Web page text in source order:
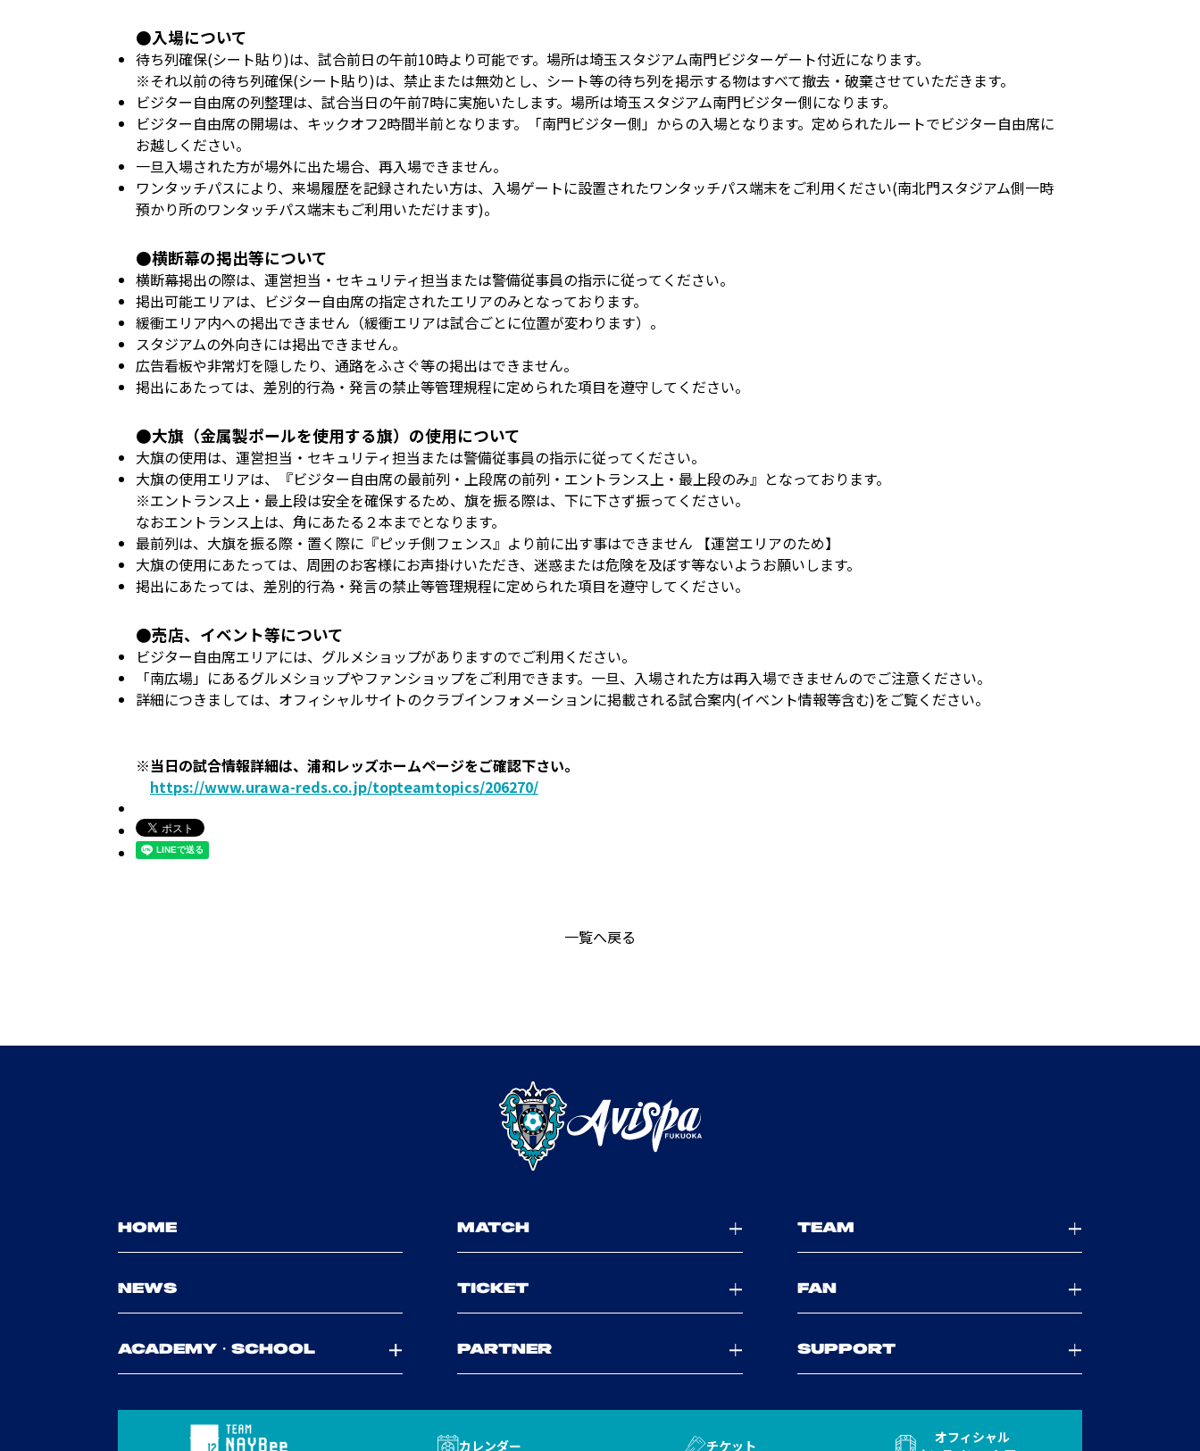
●入場について
待ち列確保(シート貼り)は、試合前日の午前10時より可能です。場所は埼玉スタジアム南門ビジターゲート付近になります。
※それ以前の待ち列確保(シート貼り)は、禁止または無効とし、シート等の待ち列を掲示する物はすべて撤去・破棄させていただきます。
ビジター自由席の列整理は、試合当日の午前7時に実施いたします。場所は埼玉スタジアム南門ビジター側になります。
ビジター自由席の開場は、キックオフ2時間半前となります。「南門ビジター側」からの入場となります。定められたルートでビジター自由席に
お越しください。
一旦入場された方が場外に出た場合、再入場できません。
ワンタッチパスにより、来場履歴を記録されたい方は、入場ゲートに設置されたワンタッチパス端末をご利用ください(南北門スタジアム側一時
預かり所のワンタッチパス端末もご利用いただけます)。
●横断幕の掲出等について
横断幕掲出の際は、運営担当・セキュリティ担当または警備従事員の指示に従ってください。
掲出可能エリアは、ビジター自由席の指定されたエリアのみとなっております。
緩衝エリア内への掲出できません（緩衝エリアは試合ごとに位置が変わります）。
スタジアムの外向きには掲出できません。
広告看板や非常灯を隠したり、通路をふさぐ等の掲出はできません。
掲出にあたっては、差別的行為・発言の禁止等管理規程に定められた項目を遵守してください。
●大旗（金属製ポールを使用する旗）の使用について
大旗の使用は、運営担当・セキュリティ担当または警備従事員の指示に従ってください。
大旗の使用エリアは、『ビジター自由席の最前列・上段席の前列・エントランス上・最上段のみ』となっております。
※エントランス上・最上段は安全を確保するため、旗を振る際は、下に下さず振ってください。
なおエントランス上は、角にあたる２本までとなります。
最前列は、大旗を振る際・置く際に『ピッチ側フェンス』より前に出す事はできません 【運営エリアのため】
大旗の使用にあたっては、周囲のお客様にお声掛けいただき、迷惑または危険を及ぼす等ないようお願いします。
掲出にあたっては、差別的行為・発言の禁止等管理規程に定められた項目を遵守してください。
●売店、イベント等について
ビジター自由席エリアには、グルメショップがありますのでご利用ください。
「南広場」にあるグルメショップやファンショップをご利用できます。一旦、入場された方は再入場できませんのでご注意ください。
詳細につきましては、オフィシャルサイトのクラブインフォメーションに掲載される試合案内(イベント情報等含む)をご覧ください。
※当日の試合情報詳細は、浦和レッズホームページをご確認下さい。
https://www.urawa-reds.co.jp/topteamtopics/206270/
一覧へ戻る
HOME MATCH TEAM
NEWS TICKET FAN
ACADEMY・SCHOOL PARTNER SUPPORT
カレンダー チケット
オフィシャル